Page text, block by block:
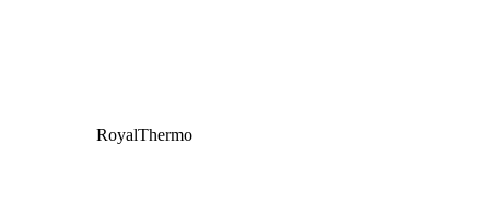
RoyalThermo